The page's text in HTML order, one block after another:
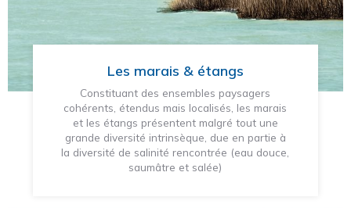
Les marais & étangs
Constituant des ensembles paysagers
cohérents, étendus mais localisés, les marais
et les étangs présentent malgré tout une
grande diversité intrinsèque, due en partie à
la diversité de salinité rencontrée (eau douce,
saumâtre et salée)